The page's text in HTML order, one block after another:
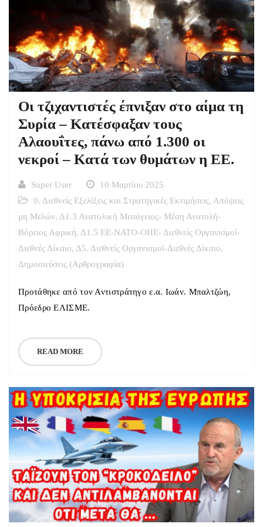
Οι τζιχαντιστές έπνιξαν στο αίμα τη
Συρία – Κατέσφαξαν τους
Αλαουΐτες, πάνω από 1.300 οι
νεκροί – Κατά των θυμάτων η ΕΕ.
Super User
10 Μαρτίου 2025
0. Διεθνείς Εξελίξεις και Στρατηγικές Εκτιμήσεις, Απόψεις
μη Μελών, Δ1.3 Ανατολική Μεσόγειος- Μέση Ανατολή-
Βόρειος Αφρική, Δ1.5 ΕΕ-ΝΑΤΟ-ΟΗΕ- Διεθνείς Οργανισμοί-
Διεθνές Δίκαιο, Δ5. Διεθνείς Οργανισμοί-Διεθνές Δίκαιο,
Δημοσιεύσεις (Αρθρογραφία)
Προτάθηκε από τον Αντιστράτηγο ε.α. Ιωάν. Μπαλτζώη,
Πρόεδρο ΕΛΙΣΜΕ.
READ MORE